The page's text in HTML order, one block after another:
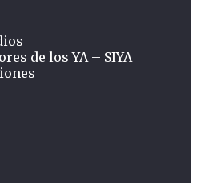
de los YA – SIYA